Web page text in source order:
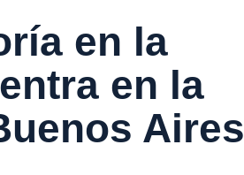
en la
en la
Aires